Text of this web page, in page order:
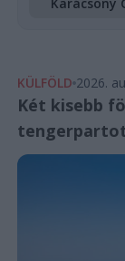
KÜLFÖLD 2026.
Két kisebb